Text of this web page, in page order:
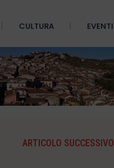
CULTURA EVENTI
ARTICOLO SUCCESSIVO